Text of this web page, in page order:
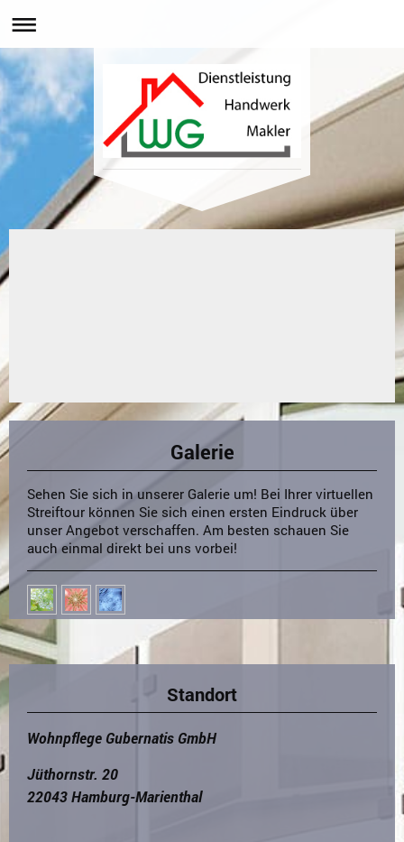
Galerie
Sehen Sie sich in unserer Galerie um! Bei Ihrer virtuellen
Streiftour können Sie sich einen ersten Eindruck über
unser Angebot verschaffen. Am besten schauen Sie
auch einmal direkt bei uns vorbei!
Standort
Wohnpflege Gubernatis GmbH
Jüthornstr. 20
22043 Hamburg-Marienthal